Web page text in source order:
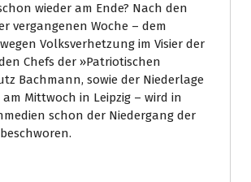
wieder am Ende? Nach den
vergangenen Woche – dem
Volksverhetzung im Visier der
Chefs der »Patriotischen
Bachmann, sowie der Niederlage
am Mittwoch in Leipzig – wird in
schon der Niedergang der